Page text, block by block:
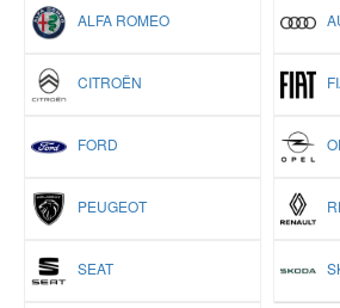
ALFA ROMEO
CITROËN
FORD
PEUGEOT
SEAT